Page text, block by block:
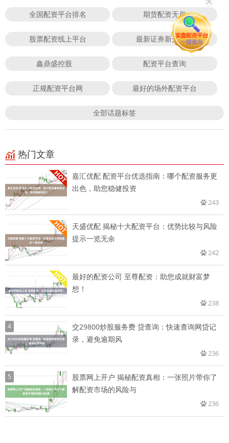
全国配资平台排名 期货配资无息
股票配资线上平台 最新证券新开户数
鑫鼎盛控股 配资平台查询
正规配资平台网 最好的场外配资平台
全部话题标签
热门文章
嘉汇优配 配资平台优选指南：哪个配资服务更
出色，助您稳健投资
243
天盛优配 揭秘十大配资平台：优势比较与风险
提示一览无余
242
最好的配资公司 至尊配资：助您成就财富梦
想！
238
4
交29800炒股服务费 贷查询：快速查询网贷记
录，避免逾期风
236
5
股票网上开户 揭秘配资真相：一张照片带你了
解配资市场的风险与
236